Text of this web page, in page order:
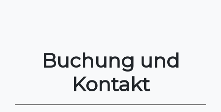
Buchung und
Kontakt